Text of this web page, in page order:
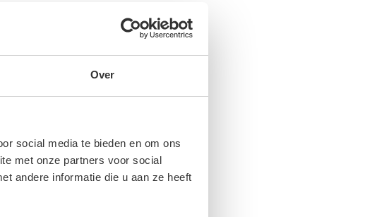
Over
social media te bieden en om ons
met onze partners voor social
andere informatie die u aan ze heeft